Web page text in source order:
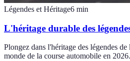
Légendes et Héritage6 min
L'héritage durable des
Plongez dans l'héritage des légendes
monde de la course automobile en 2026.